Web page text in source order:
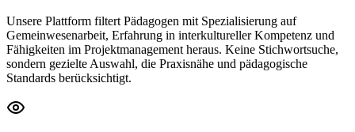
Unsere Plattform filtert Pädagogen mit Spezialisierung auf
Gemeinwesenarbeit, Erfahrung in interkultureller Kompetenz und
Fähigkeiten im Projektmanagement heraus. Keine Stichwortsuche,
sondern gezielte Auswahl, die Praxisnähe und pädagogische
Standards berücksichtigt.